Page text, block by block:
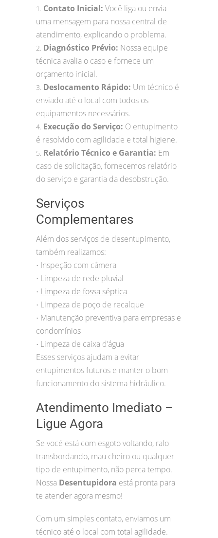
1. Contato Inicial: Você liga ou envia
uma mensagem para nossa central de
atendimento, explicando o problema.
2. Diagnóstico Prévio: Nossa equipe
técnica avalia o caso e fornece um
orçamento inicial.
3. Deslocamento Rápido: Um técnico é
enviado até o local com todos os
equipamentos necessários.
4. Execução do Serviço: O entupimento
é resolvido com agilidade e total higiene.
5. Relatório Técnico e Garantia: Em
caso de solicitação, fornecemos relatório
do serviço e garantia da desobstrução.
Serviços
Complementares
Além dos serviços de desentupimento,
também realizamos:
• Inspeção com câmera
• Limpeza de rede pluvial
• Limpeza de fossa séptica
• Limpeza de poço de recalque
• Manutenção preventiva para empresas e
condomínios
• Limpeza de caixa d’água
Esses serviços ajudam a evitar
entupimentos futuros e manter o bom
funcionamento do sistema hidráulico.
Atendimento Imediato –
Ligue Agora
Se você está com esgoto voltando, ralo
transbordando, mau cheiro ou qualquer
tipo de entupimento, não perca tempo.
Nossa Desentupidora está pronta para
te atender agora mesmo!
Com um simples contato, enviamos um
técnico até o local com total agilidade.